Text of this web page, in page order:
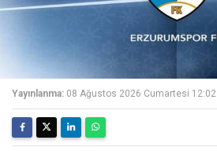
Yayınlanma: 08 Ağustos 2026 Cumartesi 12:02